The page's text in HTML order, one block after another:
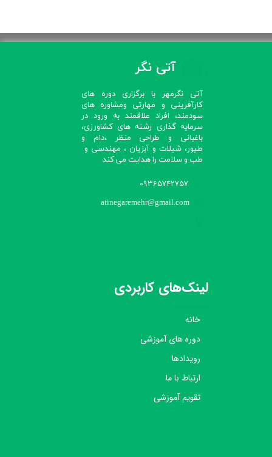
آتی نگر
آتی نگرمهر با برگزاری دوره های
کارآفرینی و مهارتی ومشاوره های
سودمند، افراد علاقمند به ورود در
سرمایه گذاری رشته های کشاورزی،
باغبانی و طراحی منظر ،دام و
طیور، شیلات و آبزیان ، مهندسی و
طب و سلامت را هدایت می کند​​​​​​​
09365742757
atinegaremehr@gmail.com
لینک‌های کاربردی
خانه
دوره های آموزشی
رویدادها
ارتباط با ما
تقویم آموزشی